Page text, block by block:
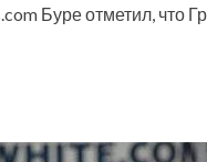
Буре отметил, что